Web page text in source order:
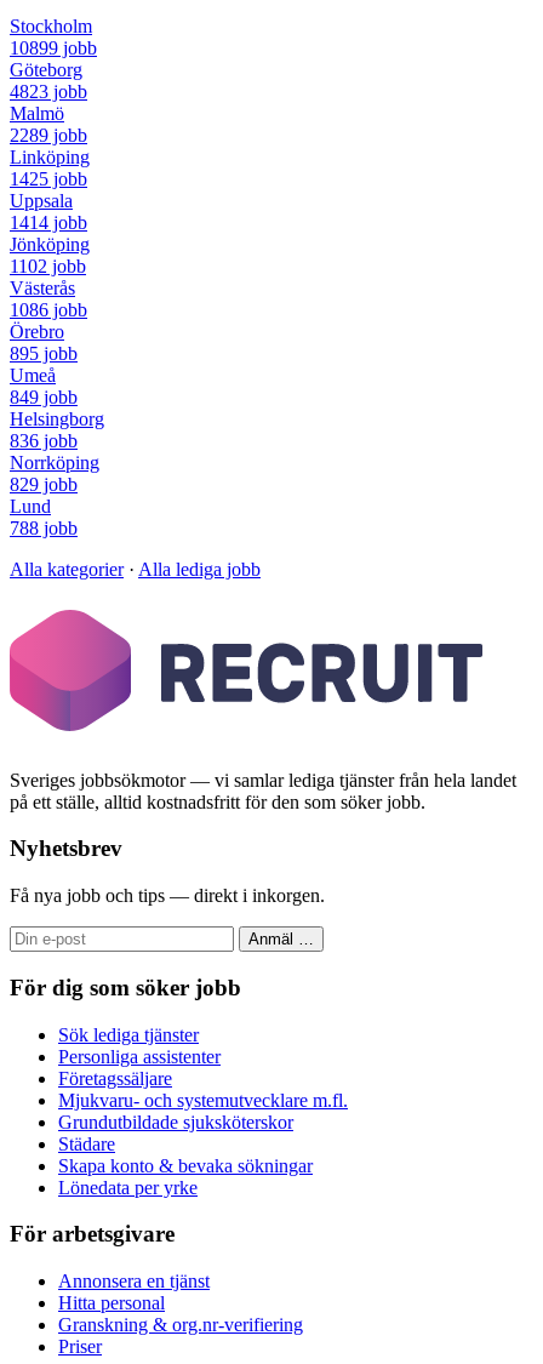
Stockholm
10899 jobb
Göteborg
4823 jobb
Malmö
2289 jobb
Linköping
1425 jobb
Uppsala
1414 jobb
Jönköping
1102 jobb
Västerås
1086 jobb
Örebro
895 jobb
Umeå
849 jobb
Helsingborg
836 jobb
Norrköping
829 jobb
Lund
788 jobb
Alla kategorier· Alla lediga jobb
Sveriges jobbsökmotor — vi samlar lediga tjänster från hela landet
på ett ställe, alltid kostnadsfritt för den som söker jobb.
Nyhetsbrev
Få nya jobb och tips — direkt i inkorgen.
Anmäl …
För dig som söker jobb
Sök lediga tjänster
Personliga assistenter
Företagssäljare
Mjukvaru- och systemutvecklare m.fl.
Grundutbildade sjuksköterskor
Städare
Skapa konto & bevaka sökningar
Lönedata per yrke
För arbetsgivare
Annonsera en tjänst
Hitta personal
Granskning & org.nr-verifiering
Priser